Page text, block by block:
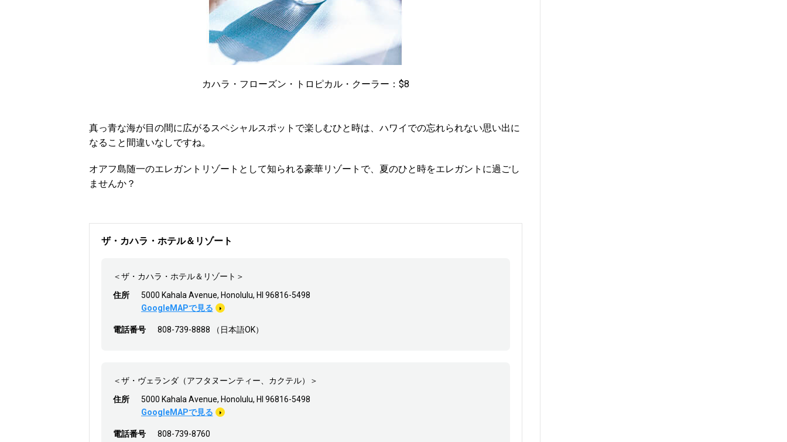
カハラ・フローズン・トロピカル・クーラー：$8
真っ青な海が目の間に広がるスペシャルスポットで楽しむひと時は、ハワイでの忘れられない思い出に
なること間違いなしですね。
オアフ島随一のエレガントリゾートとして知られる豪華リゾートで、夏のひと時をエレガントに過ごし
ませんか？
ザ・カハラ・ホテル＆リゾート
＜ザ・カハラ・ホテル＆リゾート＞
住所
5000 Kahala Avenue, Honolulu, HI 96816-5498
GoogleMAPで見る
電話番号 808-739-8888 （日本語OK）
＜ザ・ヴェランダ（アフタヌーンティー、カクテル）＞
住所
5000 Kahala Avenue, Honolulu, HI 96816-5498
GoogleMAPで見る
電話番号 808-739-8760